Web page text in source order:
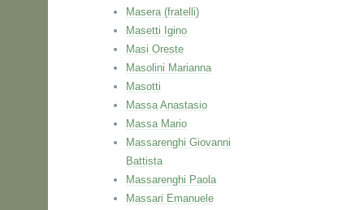
Masera (fratelli)
Masetti Igino
Masi Oreste
Masolini Marianna
Masotti
Massa Anastasio
Massa Mario
Massarenghi Giovanni
Battista
Massarenghi Paola
Massari Emanuele